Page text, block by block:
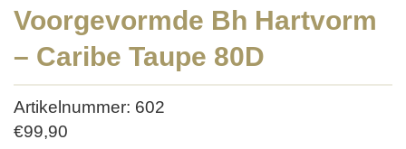
Voorgevormde Bh Hartvorm
– Caribe Taupe 80D
Artikelnummer: 602
€99,90